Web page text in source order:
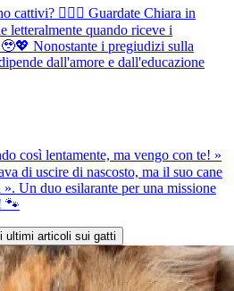
cattivi? 💆‍♀️✨ Guardate Chiara in
letteralmente quando riceve i
Nonostante i pregiudizi sulla
dall'amore e dall'educazione
così lentamente, ma vengo con te! »
di uscire di nascosto, ma il suo cane
Un duo esilarante per una missione
🐾
ultimi articoli sui gatti